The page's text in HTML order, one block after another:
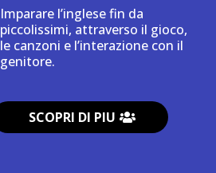
Imparare l’inglese fin da
piccolissimi, attraverso il gioco,
le canzoni e l’interazione con il
genitore.
SCOPRI DI PIU